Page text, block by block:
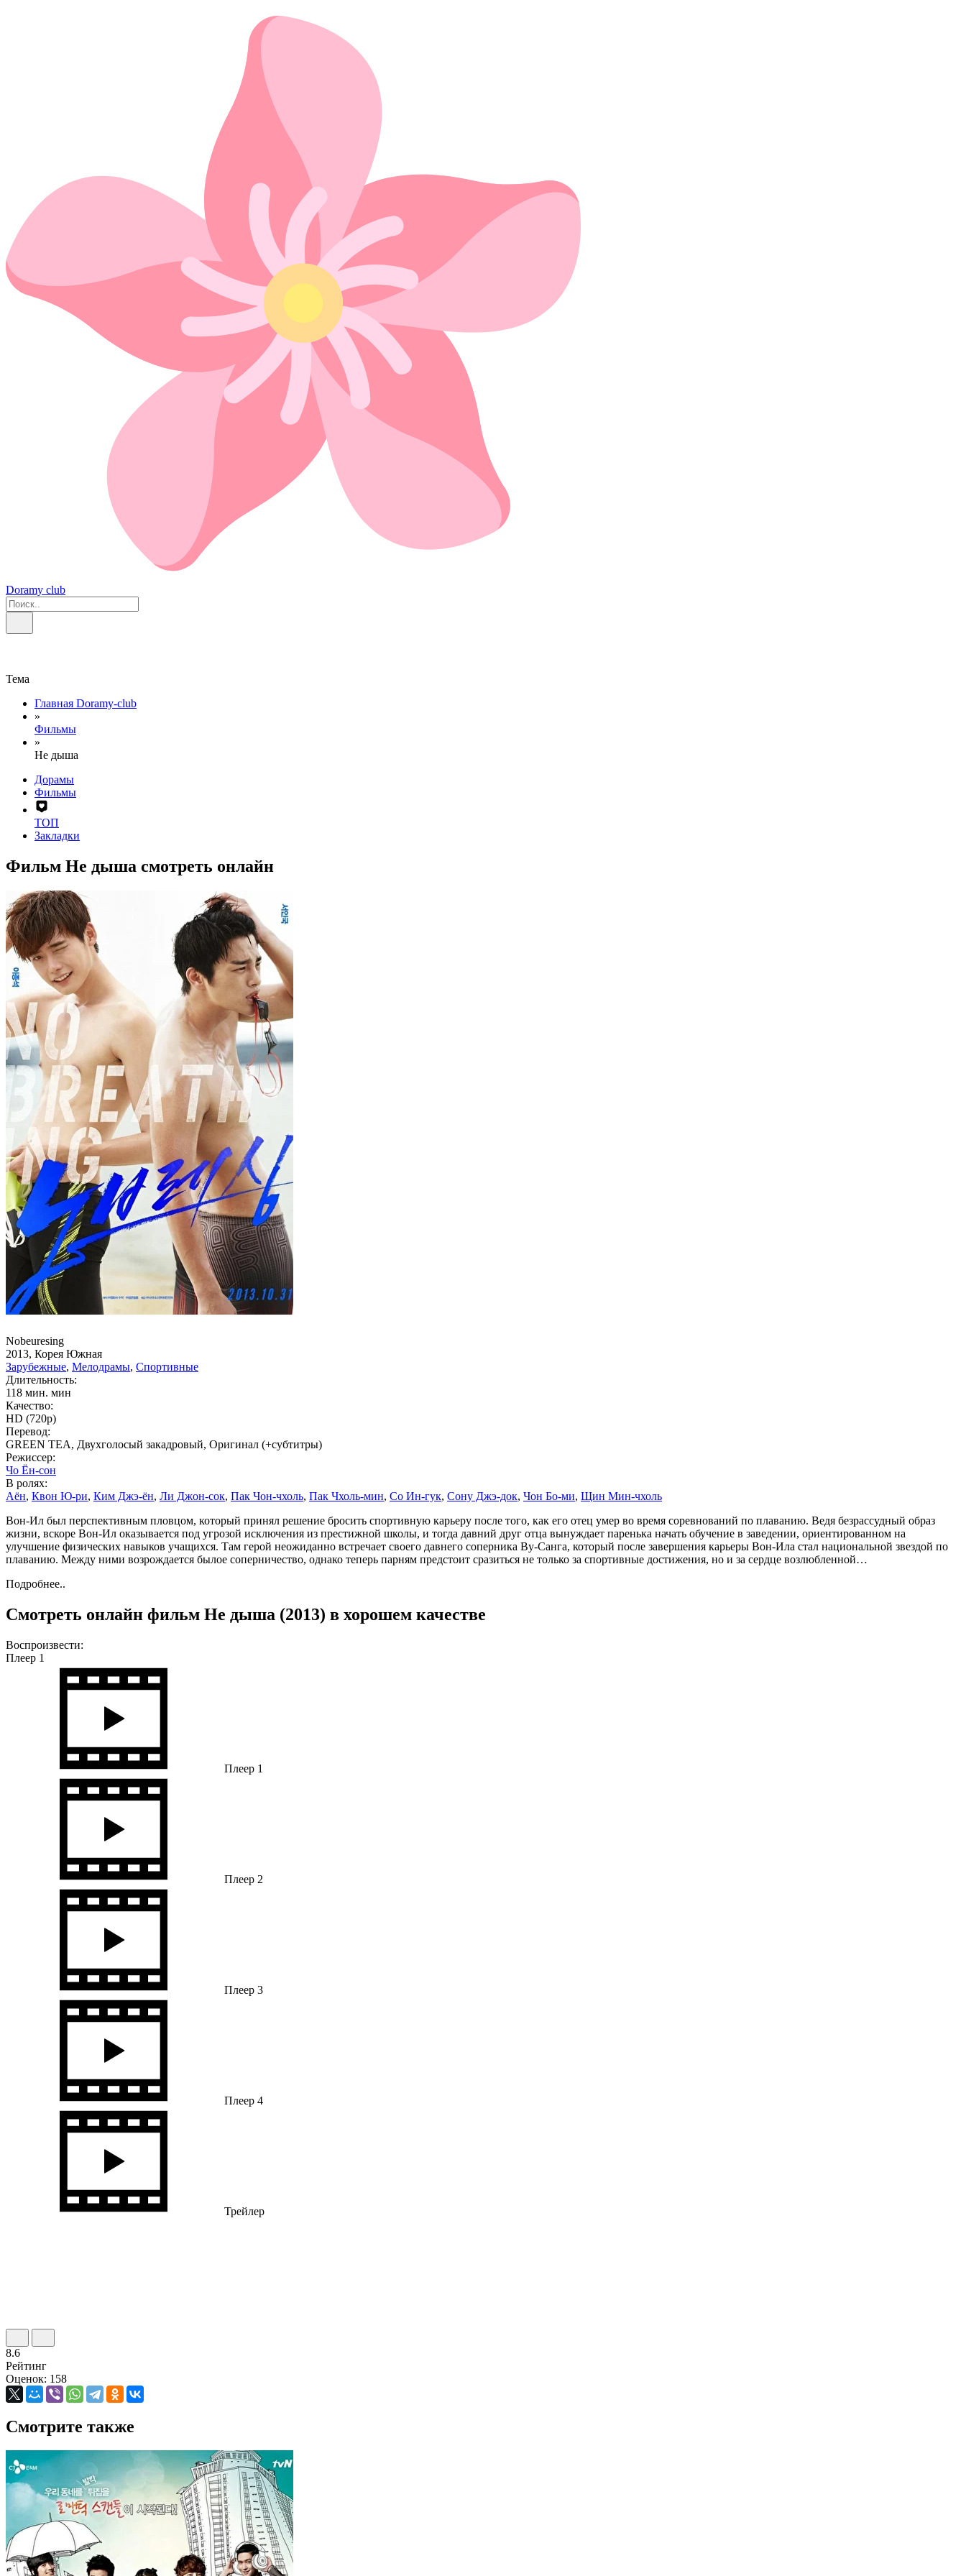
Doramy club
Тема
Главная Doramy-club
»
Фильмы
»
Не дыша
Дорамы
Фильмы
ТОП
Закладки
Фильм Не дыша смотреть онлайн
Nobeuresing
2013, Корея Южная
Зарубежные, Мелодрамы, Спортивные
Длительность:
118 мин. мин
Качество:
HD (720p)
Перевод:
GREEN TEA, Двухголосый закадровый, Оригинал (+субтитры)
Режиссер:
Чо Ён-сон
В ролях:
Аён, Квон Ю-ри, Ким Джэ-ён, Ли Джон-сок, Пак Чон-чхоль, Пак Чхоль-мин, Со Ин-гук, Сону Джэ-док, Чон Бо-ми, Щин Мин-чхоль
Вон-Ил был перспективным пловцом, который принял решение бросить спортивную карьеру после того, как его отец умер во время соревнований по плаванию. Ведя безрассудный образ
жизни, вскоре Вон-Ил оказывается под угрозой исключения из престижной школы, и тогда давний друг отца вынуждает паренька начать обучение в заведении, ориентированном на
улучшение физических навыков учащихся. Там герой неожиданно встречает своего давнего соперника Ву-Санга, который после завершения карьеры Вон-Ила стал национальной звездой по
плаванию. Между ними возрождается былое соперничество, однако теперь парням предстоит сразиться не только за спортивные достижения, но и за сердце возлюбленной…
Подробнее..
Смотреть онлайн фильм Не дыша (2013) в хорошем качестве
Воспроизвести:
Плеер 1
Плеер 1
Плеер 2
Плеер 3
Плеер 4
Трейлер
8.6
Рейтинг
Оценок: 158
Смотрите также